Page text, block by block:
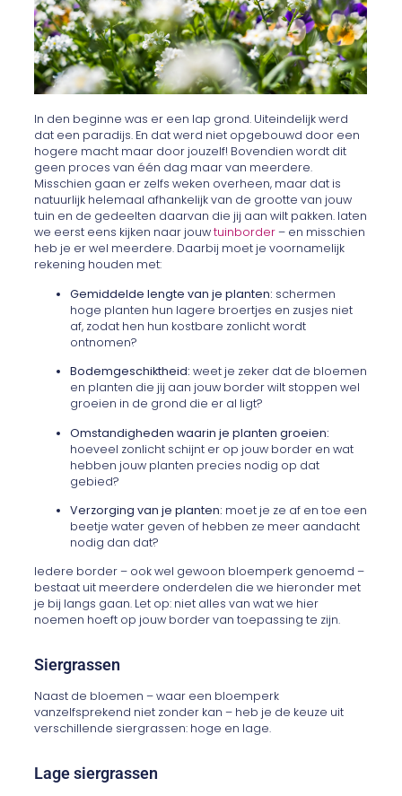
In den beginne was er een lap grond. Uiteindelijk werd
dat een paradijs. En dat werd niet opgebouwd door een
hogere macht maar door jouzelf! Bovendien wordt dit
geen proces van één dag maar van meerdere.
Misschien gaan er zelfs weken overheen, maar dat is
natuurlijk helemaal afhankelijk van de grootte van jouw
tuin en de gedeelten daarvan die jij aan wilt pakken. laten
we eerst eens kijken naar jouwtuinborder– en misschien
heb je er wel meerdere. Daarbij moet je voornamelijk
rekening houden met:
Gemiddelde lengte van je planten: schermen
hoge planten hun lagere broertjes en zusjes niet
af, zodat hen hun kostbare zonlicht wordt
ontnomen?
Bodemgeschiktheid: weet je zeker dat de bloemen
en planten die jij aan jouw border wilt stoppen wel
groeien in de grond die er al ligt?
Omstandigheden waarin je planten groeien:
hoeveel zonlicht schijnt er op jouw border en wat
hebben jouw planten precies nodig op dat
gebied?
Verzorging van je planten: moet je ze af en toe een
beetje water geven of hebben ze meer aandacht
nodig dan dat?
Iedere border – ook wel gewoon bloemperk genoemd –
bestaat uit meerdere onderdelen die we hieronder met
je bij langs gaan. Let op: niet alles van wat we hier
noemen hoeft op jouw border van toepassing te zijn.
Siergrassen
Naast de bloemen – waar een bloemperk
vanzelfsprekend niet zonder kan – heb je de keuze uit
verschillende siergrassen: hoge en lage.
Lage siergrassen